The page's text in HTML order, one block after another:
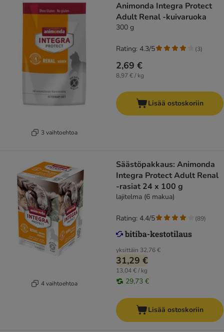
3 vaihtoehtoa
Animonda Integra Protect
Adult Renal -kuivaruoka
300 g
2,69 €
8,97 € / kg
Rating: 4.3/5 (3)
Lisää ostoskoriin
4 vaihtoehtoa
Säästöpakkaus: Animonda
Integra Protect Adult Renal
-rasiat 24 x 100 g
lajitelma (6 makua)
yksittäin 32,76 €
31,29 €
13,04 € / kg
29,73 €
Rating: 4.4/5 (89)
Lisää ostoskoriin